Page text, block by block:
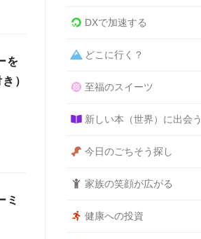
を
）
ミ
DXで加速する
どこに行く？
至福のスイーツ
新しい本（世界）に出会う
今日のごちそう探し
家族の笑顔が広がる
健康への投資